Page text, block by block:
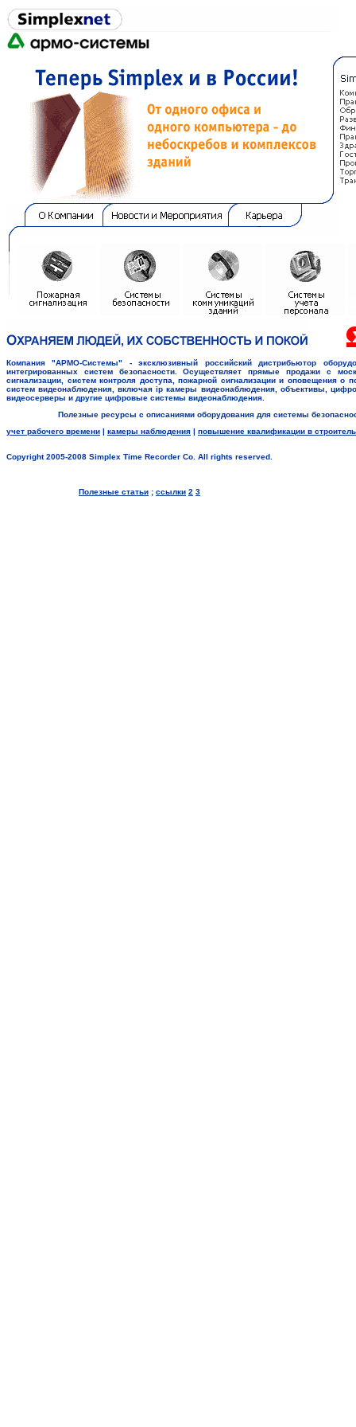
Компания "АРМО-Системы" - эксклюзивный российский дистрибьютор
интегрированных систем безопасности. Осуществляет прямые продажи с
сигнализации, систем контроля доступа, пожарной сигнализации и оповещения о
систем видеонаблюдения, включая ip камеры видеонаблюдения, объективы,
видеосерверы и другие цифровые системы видеонаблюдения.
Полезные ресурсы с описаниями оборудования для системы
учет рабочего времени | камеры наблюдения | повышение квалификации в
Copyright 2005-2008 Simplex Time Recorder Co. All rights reserved.
Полезные статьи ; ссылки 2 3